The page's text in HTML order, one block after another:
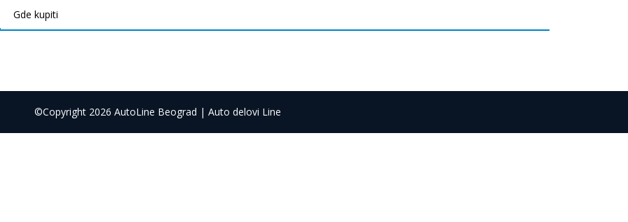
Gde kupiti
©Copyright 2026 AutoLine Beograd | Auto delovi Line